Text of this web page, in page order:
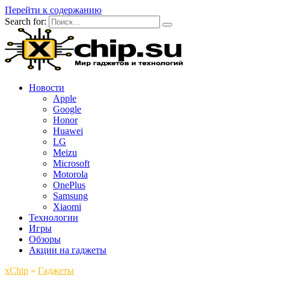
Перейти к содержанию
Search for:
Новости
Apple
Google
Honor
Huawei
LG
Meizu
Microsoft
Motorola
OnePlus
Samsung
Xiaomi
Технологии
Игры
Обзоры
Акции на гаджеты
xСhip » Гаджеты